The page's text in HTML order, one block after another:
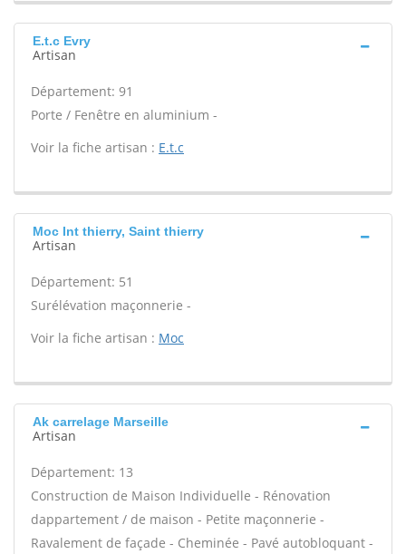
E.t.c Evry
Artisan
Département: 91
Porte / Fenêtre en aluminium -
Voir la fiche artisan : E.t.c
Moc Int thierry, Saint thierry
Artisan
Département: 51
Surélévation maçonnerie -
Voir la fiche artisan : Moc
Ak carrelage Marseille
Artisan
Département: 13
Construction de Maison Individuelle - Rénovation
dappartement / de maison - Petite maçonnerie -
Ravalement de façade - Cheminée - Pavé autobloquant -